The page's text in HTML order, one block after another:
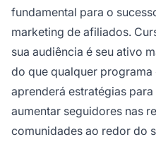
fundamental para o
marketing de afiliados.
sua audiência é seu ativo
do que qualquer
aprenderá estratégias
aumentar seguidores nas
comunidades ao redor do